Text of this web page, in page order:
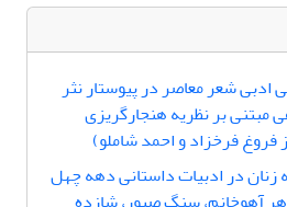
ادبی شعر معاصر در پیوستار نثر
مبتنی بر نظریه هنجارگریزی
فروغ فرخزاد و احمد شاملو)
در ادبیات داستانی دهه چهل